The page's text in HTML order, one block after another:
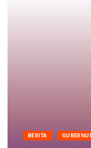
BERITA